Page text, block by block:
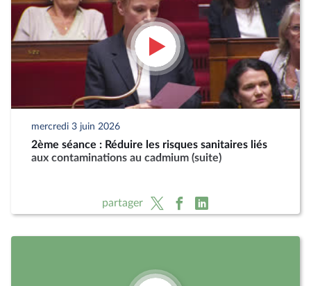
mercredi 3 juin 2026
2ème séance : Réduire les risques sanitaires liés
aux contaminations au cadmium (suite)
partager